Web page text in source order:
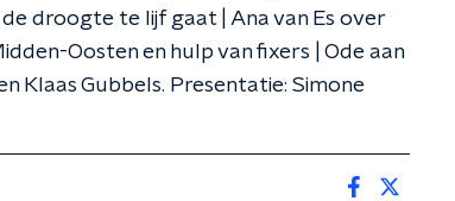
droogte te lijf gaat | Ana van Es over
Oosten en hulp van fixers | Ode aan
Klaas Gubbels. Presentatie: Simone